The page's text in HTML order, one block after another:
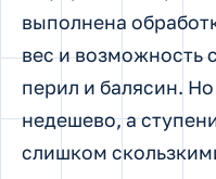
выполнена
вес и возможность
перил и балясин.
недешево, а
слишком